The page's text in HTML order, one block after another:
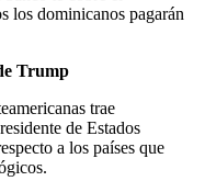
los dominicanos pagarán
Trump
trae
de Estados
a los países que